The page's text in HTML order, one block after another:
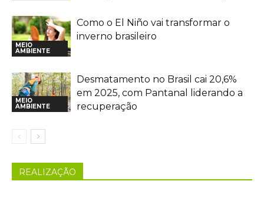
MEIO
AMBIENTE
Como o El Niño vai transformar o
inverno brasileiro
MEIO
AMBIENTE
Desmatamento no Brasil cai 20,6%
em 2025, com Pantanal liderando a
recuperação
REALIZAÇÃO